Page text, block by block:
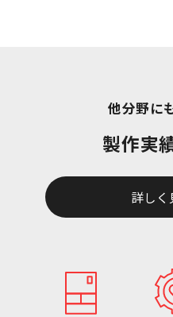
他分野に
製作実
詳しく